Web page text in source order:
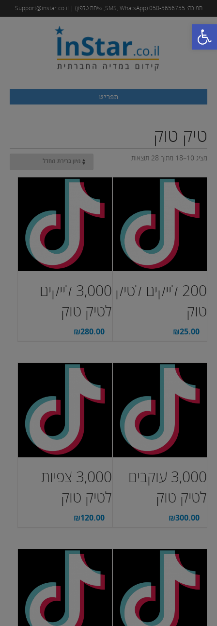
פתח סרגל נגישות
תמיכה: 050-5656755 (SMS, WhatsApp, שיחת טלפון) | Support@instar.co.il
תפריט
טיק טוק
מציג 10–18 מתוך 28 תוצאות
200 לייקים לטיק
טוק
₪25.00
3,000 לייקים
לטיק טוק
₪280.00
3,000 עוקבים
לטיק טוק
₪300.00
3,000 צפיות
לטיק טוק
₪120.00